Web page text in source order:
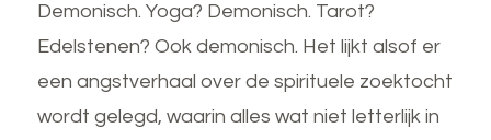
Demonisch. Yoga? Demonisch. Tarot?
Edelstenen? Ook demonisch. Het lijkt alsof er
een angstverhaal over de spirituele zoektocht
wordt gelegd, waarin alles wat niet letterlijk in